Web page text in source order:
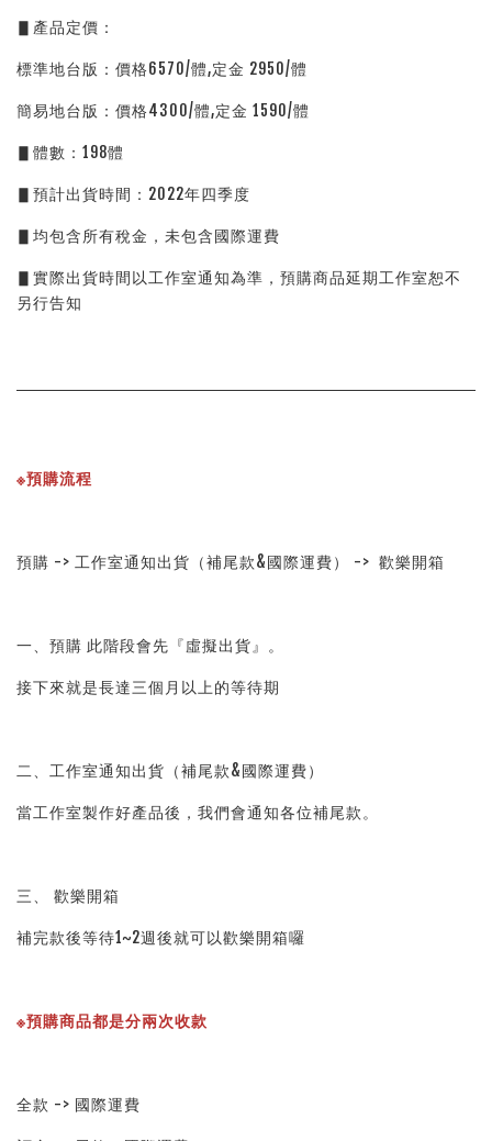
▋產品定價：
標準地台版：價格6570/體,定金 2950/體
簡易地台版：價格4300/體,定金 1590/體
▋體數：198體
▋預計出貨時間：2022年四季度
▋均包含所有稅金，未包含國際運費
▋實際出貨時間以工作室通知為準，預購商品延期工作室恕不
另行告知
※預購流程
預購 -> 工作室通知出貨（補尾款&國際運費） ->  歡樂開箱
一、預購 此階段會先『虛擬出貨』。
接下來就是長達三個月以上的等待期
二、工作室通知出貨（補尾款&國際運費）
當工作室製作好產品後，我們會通知各位補尾款。
三、 歡樂開箱
補完款後等待1~2週後就可以歡樂開箱囉
※預購商品都是分兩次收款
全款 -> 國際運費